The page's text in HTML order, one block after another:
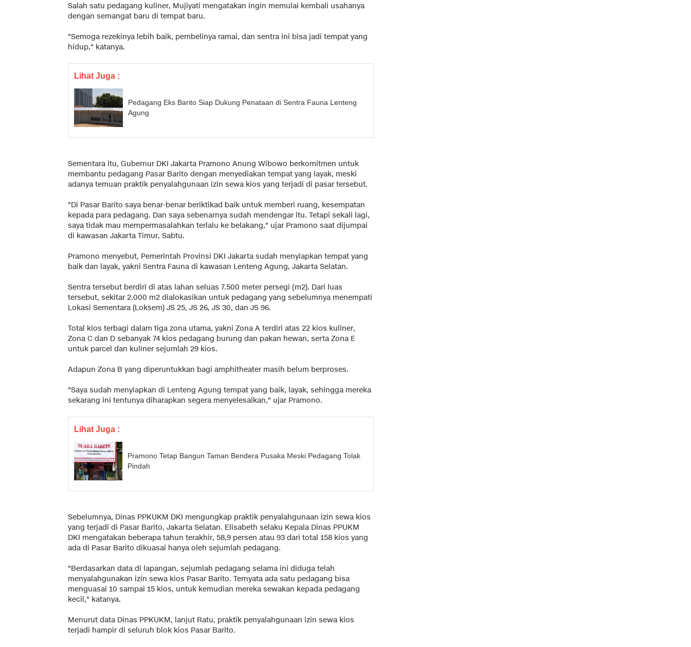
Salah satu pedagang kuliner, Mujiyati mengatakan ingin memulai kembali usahanya
dengan semangat baru di tempat baru.
"Semoga rezekinya lebih baik, pembelinya ramai, dan sentra ini bisa jadi tempat yang
hidup," katanya.
Lihat Juga :
Pedagang Eks Barito Siap Dukung Penataan di Sentra Fauna Lenteng
Agung
Sementara itu, Gubernur DKI Jakarta Pramono Anung Wibowo berkomitmen untuk
membantu pedagang Pasar Barito dengan menyediakan tempat yang layak, meski
adanya temuan praktik penyalahgunaan izin sewa kios yang terjadi di pasar tersebut.
"Di Pasar Barito saya benar-benar beriktikad baik untuk memberi ruang, kesempatan
kepada para pedagang. Dan saya sebenarnya sudah mendengar itu. Tetapi sekali lagi,
saya tidak mau mempermasalahkan terlalu ke belakang," ujar Pramono saat dijumpai
di kawasan Jakarta Timur, Sabtu.
Pramono menyebut, Pemerintah Provinsi DKI Jakarta sudah menyiapkan tempat yang
baik dan layak, yakni Sentra Fauna di kawasan Lenteng Agung, Jakarta Selatan.
Sentra tersebut berdiri di atas lahan seluas 7.500 meter persegi (m2). Dari luas
tersebut, sekitar 2.000 m2 dialokasikan untuk pedagang yang sebelumnya menempati
Lokasi Sementara (Loksem) JS 25, JS 26, JS 30, dan JS 96.
Total kios terbagi dalam tiga zona utama, yakni Zona A terdiri atas 22 kios kuliner,
Zona C dan D sebanyak 74 kios pedagang burung dan pakan hewan, serta Zona E
untuk parcel dan kuliner sejumlah 29 kios.
Adapun Zona B yang diperuntukkan bagi amphitheater masih belum berproses.
"Saya sudah menyiapkan di Lenteng Agung tempat yang baik, layak, sehingga mereka
sekarang ini tentunya diharapkan segera menyelesaikan," ujar Pramono.
Lihat Juga :
Pramono Tetap Bangun Taman Bendera Pusaka Meski Pedagang Tolak
Pindah
Sebelumnya, Dinas PPKUKM DKI mengungkap praktik penyalahgunaan izin sewa kios
yang terjadi di Pasar Barito, Jakarta Selatan. Elisabeth selaku Kepala Dinas PPUKM
DKI mengatakan beberapa tahun terakhir, 58,9 persen atau 93 dari total 158 kios yang
ada di Pasar Barito dikuasai hanya oleh sejumlah pedagang.
"Berdasarkan data di lapangan, sejumlah pedagang selama ini diduga telah
menyalahgunakan izin sewa kios Pasar Barito. Ternyata ada satu pedagang bisa
menguasai 10 sampai 15 kios, untuk kemudian mereka sewakan kepada pedagang
kecil," katanya.
Menurut data Dinas PPKUKM, lanjut Ratu, praktik penyalahgunaan izin sewa kios
terjadi hampir di seluruh blok kios Pasar Barito.